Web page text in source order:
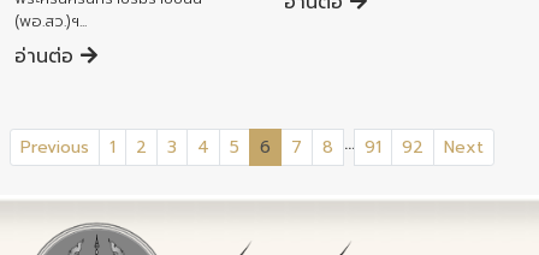
(พอ.สว.)ฯ...
อ่านต่อ
Previous 1 2 3 4 5 6 (current)
7 8 ... 91 92 Next